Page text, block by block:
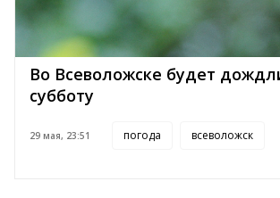
Во Всеволожске будет
субботу
29 мая, 23:51 погода всеволожск